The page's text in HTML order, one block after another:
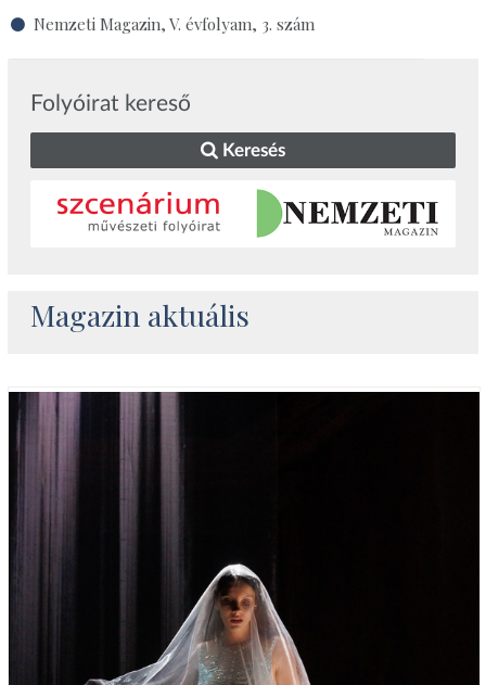
Nemzeti Magazin, V. évfolyam, 3. szám
Folyóirat kereső
Keresés
Magazin aktuális